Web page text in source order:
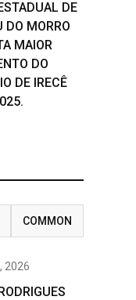
DE
DO MORRO
MAIOR
DO
DE IRECÊ
COMMON
2026